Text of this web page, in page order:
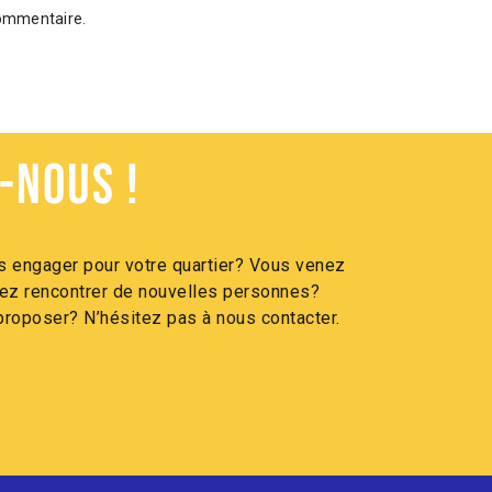
!
engager pour votre quartier? Vous venez
rencontrer de nouvelles personnes?
N’hésitez pas à nous contacter.